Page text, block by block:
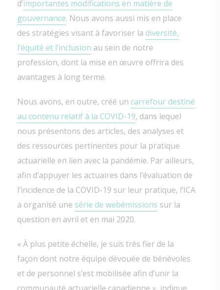
d’importantes modifications en matière de
gouvernance. Nous avons aussi mis en place
des stratégies visant à favoriser la diversité,
l’équité et l’inclusion au sein de notre
profession, dont la mise en œuvre offrira des
avantages à long terme.
Nous avons, en outre, créé un carrefour destiné
au contenu relatif à la COVID-19, dans lequel
nous présentons des articles, des analyses et
des ressources pertinentes pour la pratique
actuarielle en lien avec la pandémie. Par ailleurs,
afin d’appuyer les actuaires dans l’évaluation de
l’incidence de la COVID-19 sur leur pratique, l’ICA
a organisé une série de webémissions sur la
question en avril et en mai 2020.
« À plus petite échelle, je suis très fier de la
façon dont notre équipe dévouée de bénévoles
et de personnel s’est mobilisée afin d’unir la